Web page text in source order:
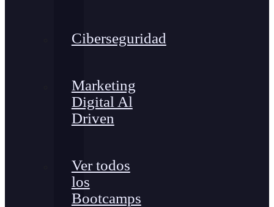
Ciberseguridad
Marketing
Digital Al
Driven
Ver todos
los
Bootcamps